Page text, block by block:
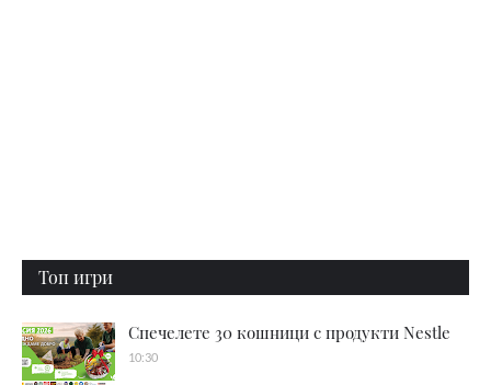
Топ игри
Спечелете 30 кошници с продукти Nestle
10:30